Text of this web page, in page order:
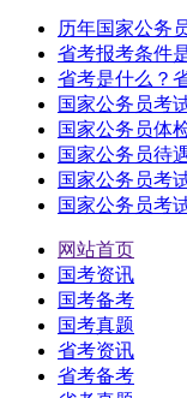
历年国家公务
省考报考条件
省考是什么？
国家公务员考
国家公务员体
国家公务员待
国家公务员考
国家公务员考
网站首页
国考资讯
国考备考
国考真题
省考资讯
省考备考